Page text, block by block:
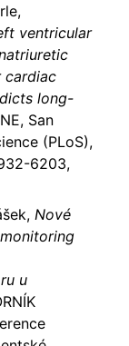
ventricular
cardiac
long-
San
(PLoS),
6203,
Nové
u